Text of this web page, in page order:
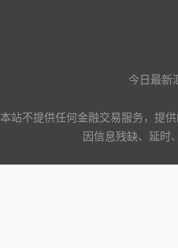
今日最新
本站不提供任何金融交易服务，提
因信息残缺、延时